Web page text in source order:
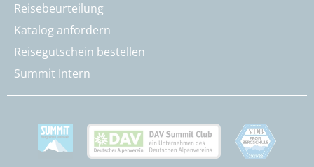
Reisebeurteilung
Katalog anfordern
Reisegutschein bestellen
Summit Intern